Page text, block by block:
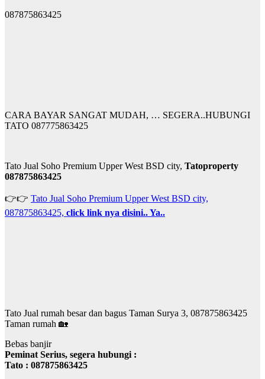
087875863425
CARA BAYAR SANGAT MUDAH, … SEGERA..HUBUNGI
TATO 087775863425
Tato Jual Soho Premium Upper West BSD city, Tatoproperty
087875863425
👉👉 Tato Jual Soho Premium Upper West BSD city,
087875863425, click link nya disini.. Ya..
Tato Jual rumah besar dan bagus Taman Surya 3, 087875863425
Taman rumah 🏡
Bebas banjir
Peminat Serius, segera hubungi :
Tato : 087875863425